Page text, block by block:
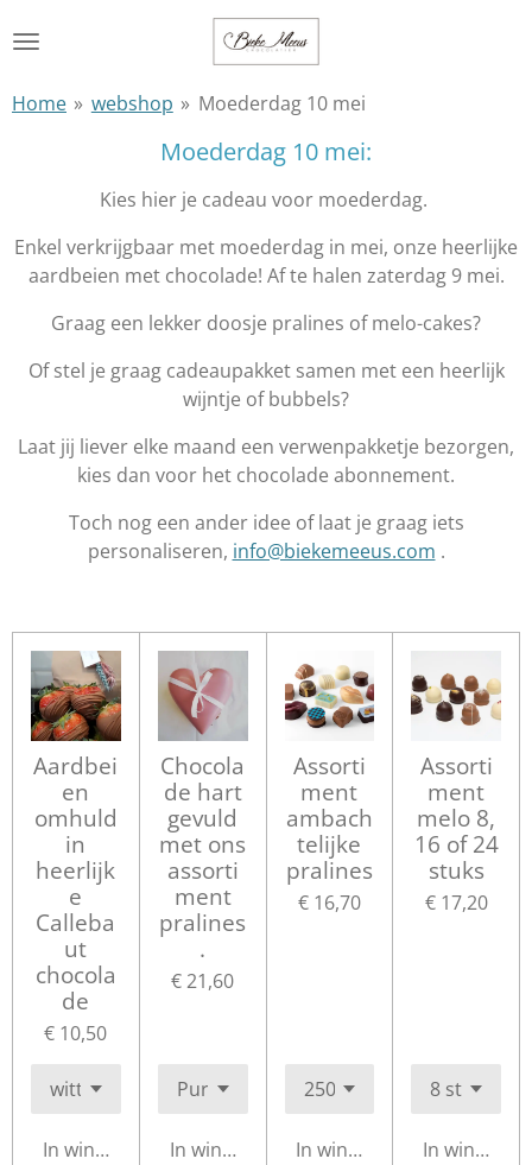
direct
de
Home » webshop » Moederdag 10 mei
Moederdag 10 mei:
Kies hier je cadeau voor moederdag.
Enkel verkrijgbaar met moederdag in mei, onze heerlijke
aardbeien met chocolade! Af te halen zaterdag 9 mei.
Graag een lekker doosje pralines of melo-cakes?
Of stel je graag cadeaupakket samen met een heerlijk
wijntje of bubbels?
Laat jij liever elke maand een verwenpakketje bezorgen,
kies dan voor het chocolade abonnement.
Toch nog een ander idee of laat je graag iets
personaliseren, info@biekemeeus.com .
Aardbei
en
omhuld
in
heerlijk
e
Calleba
ut
chocola
de
€ 10,50
In winkelwagen
Chocola
de hart
gevuld
met ons
assorti
ment
pralines
.
€ 21,60
In winkelwagen
Assorti
ment
ambach
telijke
pralines
€ 16,70
In winkelwagen
Assorti
ment
melo 8,
16 of 24
stuks
€ 17,20
In